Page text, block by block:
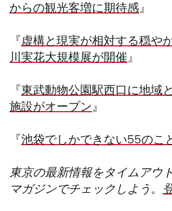
からの観光客増に期待感』
『 虚構と現実が相対する穏や
川実花大規模展が開催』
『 東武動物公園駅西口に地域
施設がオープン』
『 池袋でしかできない55のこ
東京の最新情報をタイムアウ
マガジンでチェックしよう。